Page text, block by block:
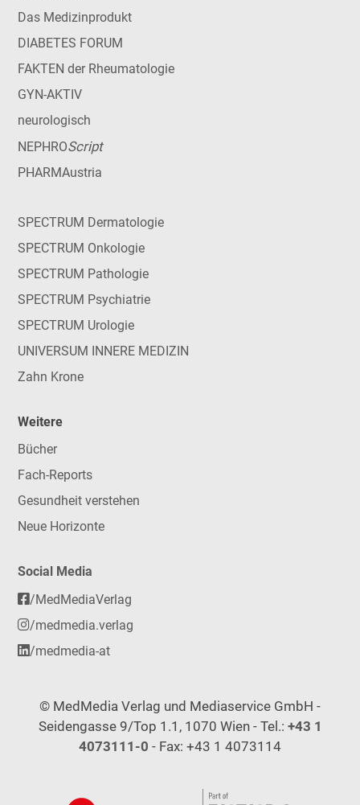
Das Medizinprodukt
DIABETES FORUM
FAKTEN der Rheumatologie
GYN-AKTIV
neurologisch
NEPHROScript
PHARMAustria
SPECTRUM Dermatologie
SPECTRUM Onkologie
SPECTRUM Pathologie
SPECTRUM Psychiatrie
SPECTRUM Urologie
UNIVERSUM INNERE MEDIZIN
Zahn Krone
Weitere
Bücher
Fach-Reports
Gesundheit verstehen
Neue Horizonte
Social Media
/MedMediaVerlag
/medmedia.verlag
/medmedia-at
© MedMedia Verlag und Mediaservice GmbH -
Seidengasse 9/Top 1.1, 1070 Wien - Tel.: +43 1
4073111-0 - Fax: +43 1 4073114